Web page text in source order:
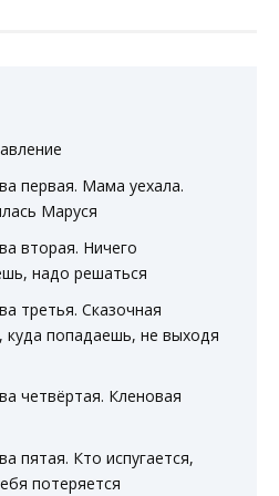
первая. Мама уехала.
Маруся
вторая. Ничего
надо решаться
третья. Сказочная
куда попадаешь, не выходя
четвёртая. Кленовая
пятая. Кто испугается,
потеряется